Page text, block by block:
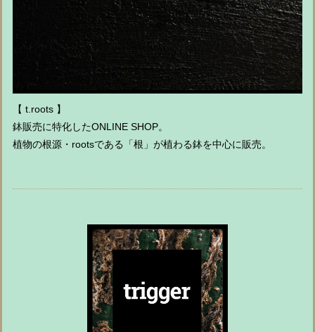
【 t.roots 】
鉢販売に特化したONLINE SHOP。
植物の根源・rootsである「根」が植わる鉢を中心に販売。